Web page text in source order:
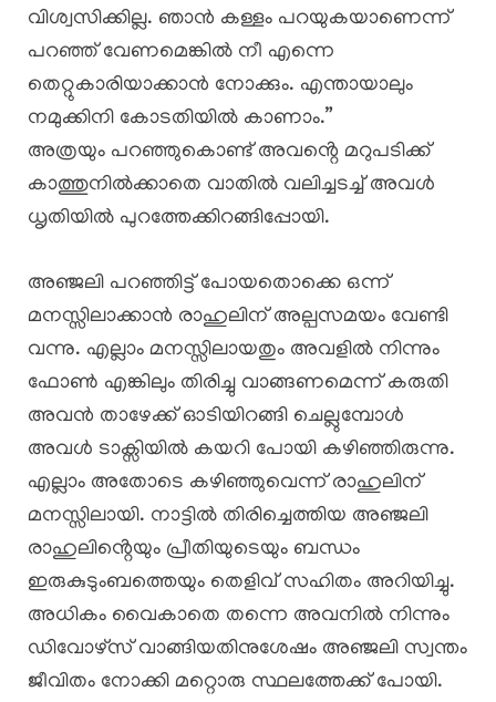
വിശ്വസിക്കില്ല. ഞാൻ കള്ളം പറയുകയാണെന്ന്
പറഞ്ഞ് വേണമെങ്കിൽ നീ എന്നെ
തെറ്റുകാരിയാക്കാൻ നോക്കും. എന്തായാലും
നമുക്കിനി കോടതിയിൽ കാണാം.”
അത്രയും പറഞ്ഞുകൊണ്ട് അവൻ്റെ മറുപടിക്ക്
കാത്തുനിൽക്കാതെ വാതിൽ വലിച്ചടച്ച് അവൾ
ധൃതിയിൽ പുറത്തേക്കിറങ്ങിപ്പോയി.
അഞ്ജലി പറഞ്ഞിട്ട് പോയതൊക്കെ ഒന്ന്
മനസ്സിലാക്കാൻ രാഹുലിന് അല്പസമയം വേണ്ടി
വന്നു. എല്ലാം മനസ്സിലായതും അവളിൽ നിന്നും
ഫോൺ എങ്കിലും തിരിച്ചു വാങ്ങണമെന്ന് കരുതി
അവൻ താഴേക്ക് ഓടിയിറങ്ങി ചെല്ലുമ്പോൾ
അവൾ ടാക്സിയിൽ കയറി പോയി കഴിഞ്ഞിരുന്നു.
എല്ലാം അതോടെ കഴിഞ്ഞുവെന്ന് രാഹുലിന്
മനസ്സിലായി. നാട്ടിൽ തിരിച്ചെത്തിയ അഞ്ജലി
രാഹുലിൻ്റെയും പ്രീതിയുടെയും ബന്ധം
ഇരുകുടുംബത്തെയും തെളിവ് സഹിതം അറിയിച്ചു.
അധികം വൈകാതെ തന്നെ അവനിൽ നിന്നും
ഡിവോഴ്സ് വാങ്ങിയതിനുശേഷം അഞ്ജലി സ്വന്തം
ജീവിതം നോക്കി മറ്റൊരു സ്ഥലത്തേക്ക് പോയി.